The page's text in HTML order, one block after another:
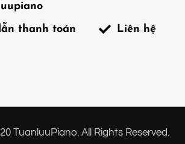
thanh toán
Liên hệ
TuanluuPiano. All Rights Reserved.